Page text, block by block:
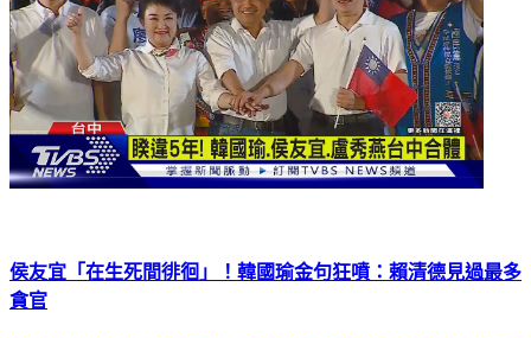
侯友宜「在生死間徘徊」！韓國瑜金句狂噴：賴清德見過最多
貪官